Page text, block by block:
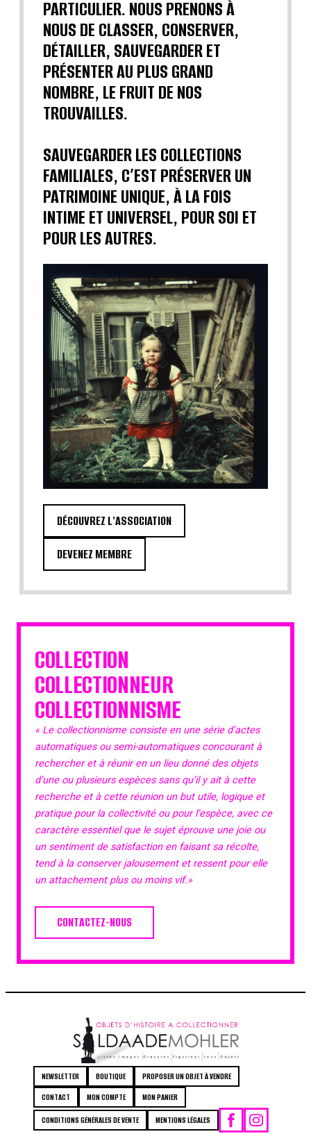
PARTICULIER. NOUS PRENONS À
NOUS DE CLASSER, CONSERVER,
DÉTAILLER, SAUVEGARDER ET
PRÉSENTER AU PLUS GRAND
NOMBRE, LE FRUIT DE NOS
TROUVAILLES.
SAUVEGARDER LES COLLECTIONS
FAMILIALES, C’EST PRÉSERVER UN
PATRIMOINE UNIQUE, À LA FOIS
INTIME ET UNIVERSEL, POUR SOI ET
POUR LES AUTRES.
DÉCOUVREZ L'ASSOCIATION
DEVENEZ MEMBRE
COLLECTION
COLLECTIONNEUR
COLLECTIONNISME
« Le collectionnisme consiste en une série d’actes
automatiques ou semi-automatiques concourant à
rechercher et à réunir en un lieu donné des objets
d’une ou plusieurs espèces sans qu’il y ait à cette
recherche et à cette réunion un but utile, logique et
pratique pour la collectivité ou pour l’espèce, avec ce
caractère essentiel que le sujet éprouve une joie ou
un sentiment de satisfaction en faisant sa récolte,
tend à la conserver jalousement et ressent pour elle
un attachement plus ou moins vif.»
CONTACTEZ-NOUS
NEWSLETTER BOUTIQUE
PROPOSER UN OBJET À VENDRE
CONTACT
MON COMPTE MON PANIER
CONDITIONS GÉNÉRALES DE VENTE MENTIONS LÉGALES